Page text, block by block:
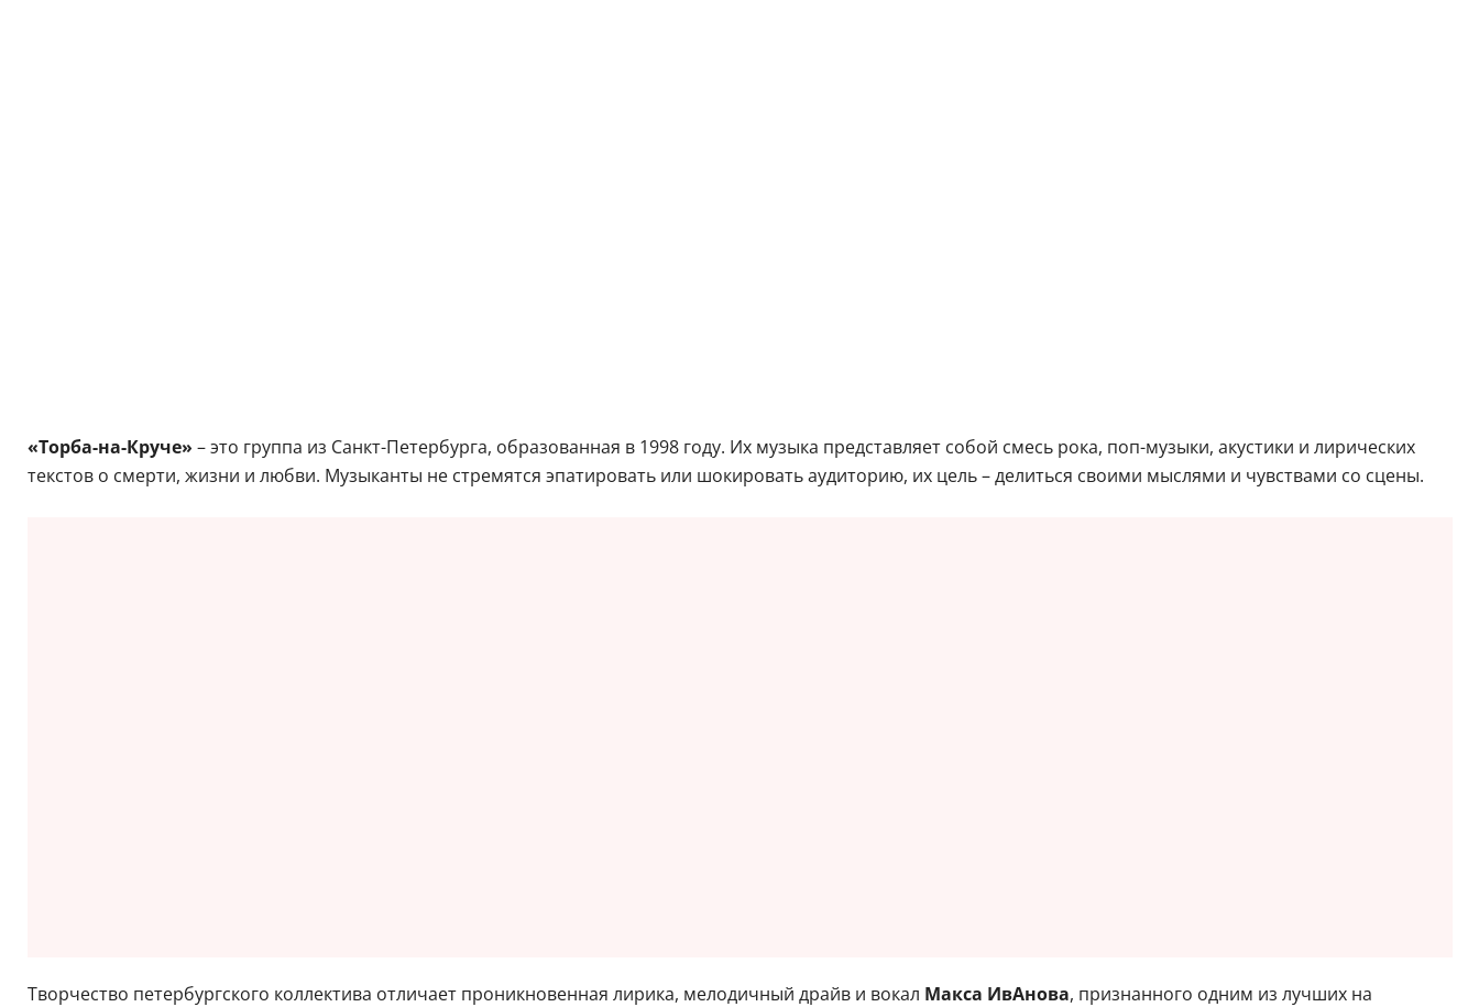
«Торба-на-Круче» – это группа из Санкт-Петербурга, образованная в 1998 году. Их музыка представляет собой смесь рока, поп-музыки, акустики и лирических
текстов о смерти, жизни и любви. Музыканты не стремятся эпатировать или шокировать аудиторию, их цель – делиться своими мыслями и чувствами со сцены.
Творчество петербургского коллектива отличает проникновенная лирика, мелодичный драйв и вокал Макса ИвАнова, признанного одним из лучших на